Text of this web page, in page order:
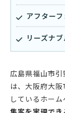
アフター
リーズナ
広島県福山市
は、大阪府大
しているホーム